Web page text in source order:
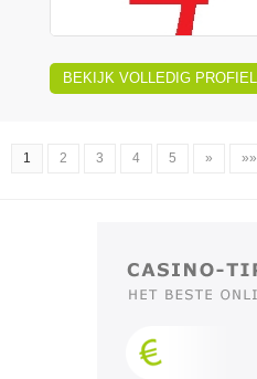
BEKIJK VOLLEDIG PROFIEL
1 2 3 4 5 » »»